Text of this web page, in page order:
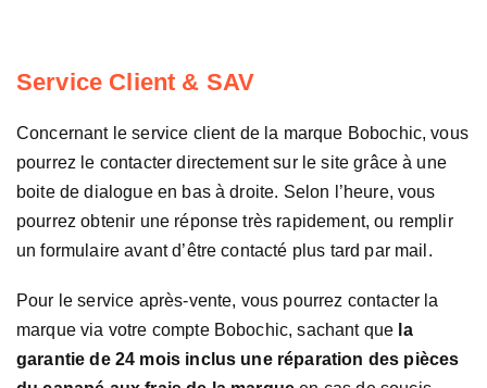
Service Client & SAV
Concernant le service client de la marque Bobochic, vous
pourrez le contacter directement sur le site grâce à une
boite de dialogue en bas à droite. Selon l’heure, vous
pourrez obtenir une réponse très rapidement, ou remplir
un formulaire avant d’être contacté plus tard par mail.
Pour le service après-vente, vous pourrez contacter la
marque via votre compte Bobochic, sachant que la
garantie de 24 mois inclus une réparation des pièces